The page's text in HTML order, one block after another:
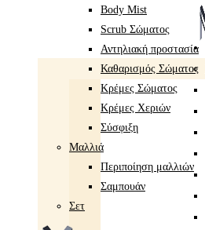
Body Mist
Scrub Σώματος
Αντηλιακή προστασία
Καθαρισμός Σώματος
Κρέμες Σώματος
Κρέμες Χεριών
Σύσφιξη
Mαλλιά
Περιποίηση μαλλιών
Σαμπουάν
Σετ